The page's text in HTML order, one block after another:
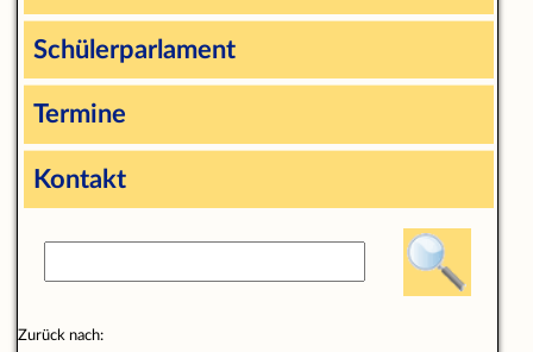
Schülerparlament
Termine
Kontakt
Zurück nach: